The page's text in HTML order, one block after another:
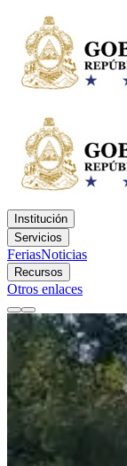
Institución
Servicios
FeriasNoticias
Recursos
Otros enlaces